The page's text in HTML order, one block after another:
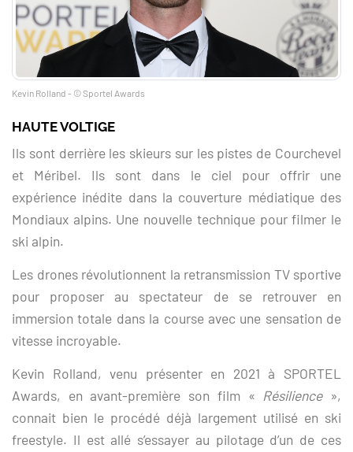
Kevin Rolland - © Sportel Awards
HAUTE VOLTIGE
Ils sont derrière les skieurs sur les pistes de Courchevel
et Méribel. Ils sont dans le ciel pour offrir une
expérience inédite dans la couverture médiatique des
Mondiaux alpins. Une nouvelle technique pour filmer le
ski alpin.
Les drones révolutionnent la retransmission TV sportive
pour proposer au spectateur de se retrouver en
immersion totale dans la course avec une sensation de
vitesse incroyable.
Kevin Rolland, venu présenter en 2021 à SPORTEL
Awards, en avant-première son film « Résilience»,
connait bien le procédé déjà largement utilisé en ski
freestyle. Il est allé s’essayer au pilotage d’un de ces